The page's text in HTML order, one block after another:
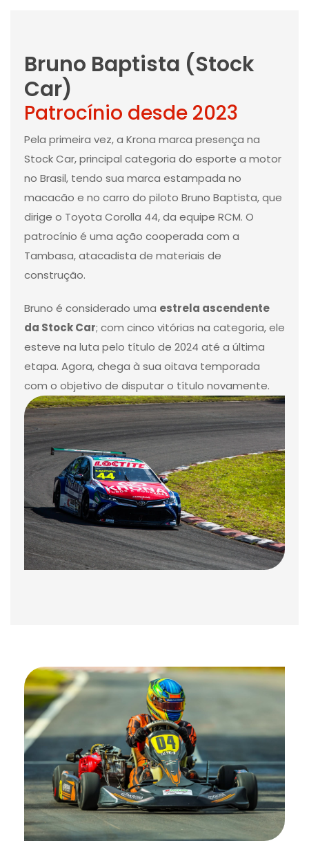
Bruno Baptista (Stock
Car)
Patrocínio desde 2023
Pela primeira vez, a Krona marca presença na
Stock Car, principal categoria do esporte a motor
no Brasil, tendo sua marca estampada no
macacão e no carro do piloto Bruno Baptista, que
dirige o Toyota Corolla 44, da equipe RCM. O
patrocínio é uma ação cooperada com a
Tambasa, atacadista de materiais de
construção.
Bruno é considerado uma estrela ascendente
da Stock Car; com cinco vitórias na categoria, ele
esteve na luta pelo título de 2024 até a última
etapa. Agora, chega à sua oitava temporada
com o objetivo de disputar o título novamente.